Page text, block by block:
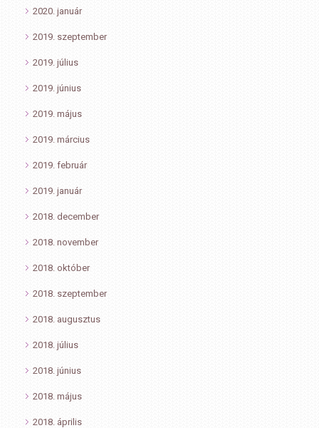
2020. január
2019. szeptember
2019. július
2019. június
2019. május
2019. március
2019. február
2019. január
2018. december
2018. november
2018. október
2018. szeptember
2018. augusztus
2018. július
2018. június
2018. május
2018. április